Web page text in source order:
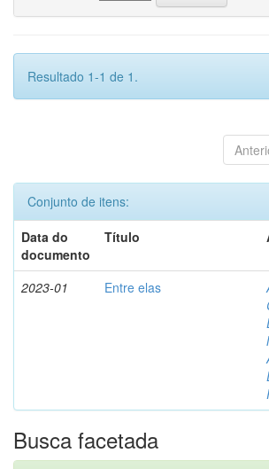
Resultado 1-1 de 1.
Conjunto de itens:
Data do
documento
Título
2023-01 Entre elas
Busca facetada